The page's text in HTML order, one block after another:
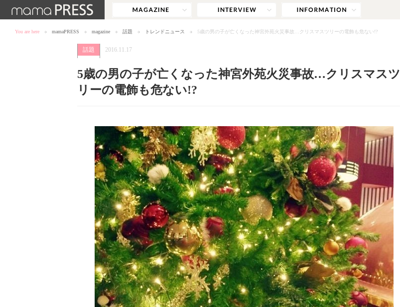
You are here mamaPRESS magazine 話題 トレンドニュース 5歳の男の子が亡くなった神宮外苑火災事故…クリスマスツリーの電飾も危ない!?
話題 2016.11.17
5歳の男の子が亡くなった神宮外苑火災事故…クリスマスツ
リーの電飾も危ない!?